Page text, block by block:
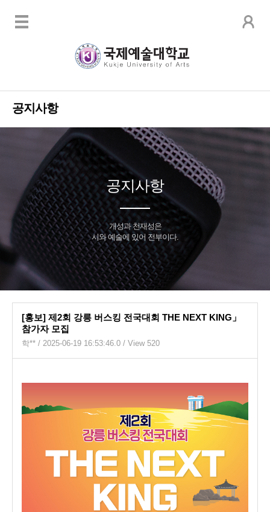
공지사항
공지사항
개성과 천재성은
시와 예술에 있어 전부이다.
[홍보] 제2회 강릉 버스킹 전국대회 THE NEXT KING」
참가자 모집
학** / 2025-06-19 16:53:46.0 / View 520